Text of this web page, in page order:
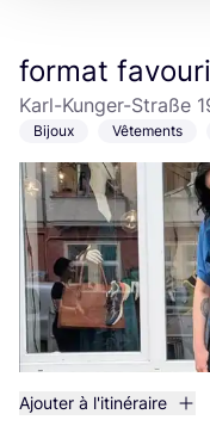
format
Karl-Kunger-Straße
Bijoux Vêtements
Ajouter à l'itinéraire